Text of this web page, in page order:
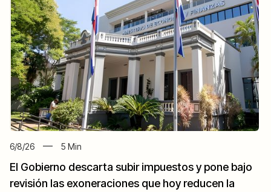
6/8/26 5 Min
El Gobierno descarta subir impuestos y pone bajo
revisión las exoneraciones que hoy reducen la